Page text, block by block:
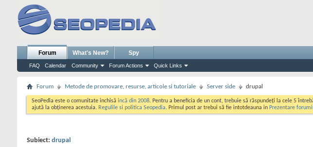
Forum
FAQ Calendar Community Forum Actions Quick Links
What's New? Spy
Forum Metode de promovare, resurse, articole si tutoriale Server side drupal
SeoPedia este o comunitate inchisă incă din 2008. Pentru a beneficia de un cont, trebuie să răspundeți la cele 5
ajută la obținerea acestuia. Regulile si politica Seopedia. Primul post ar trebui să fie intotdeauna in Prezentare
Subiect: drupal